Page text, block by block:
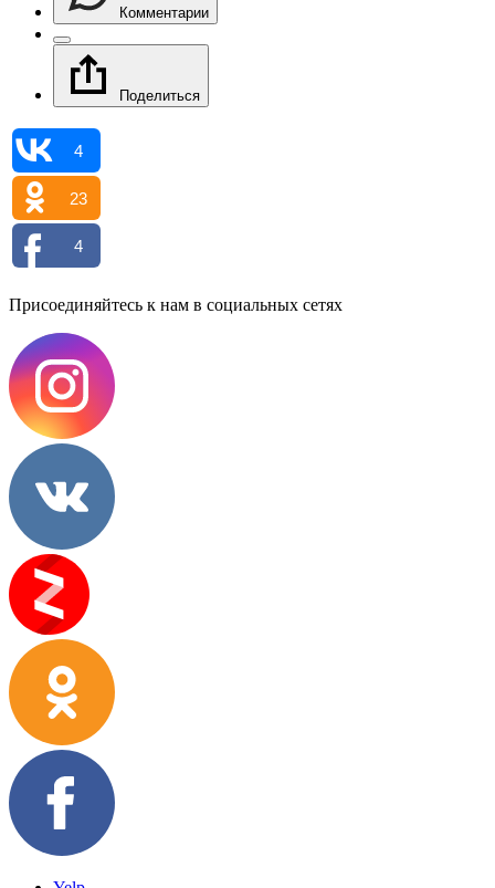
Комментарии
Поделиться
4
23
4
Присоединяйтесь к нам в социальных сетях